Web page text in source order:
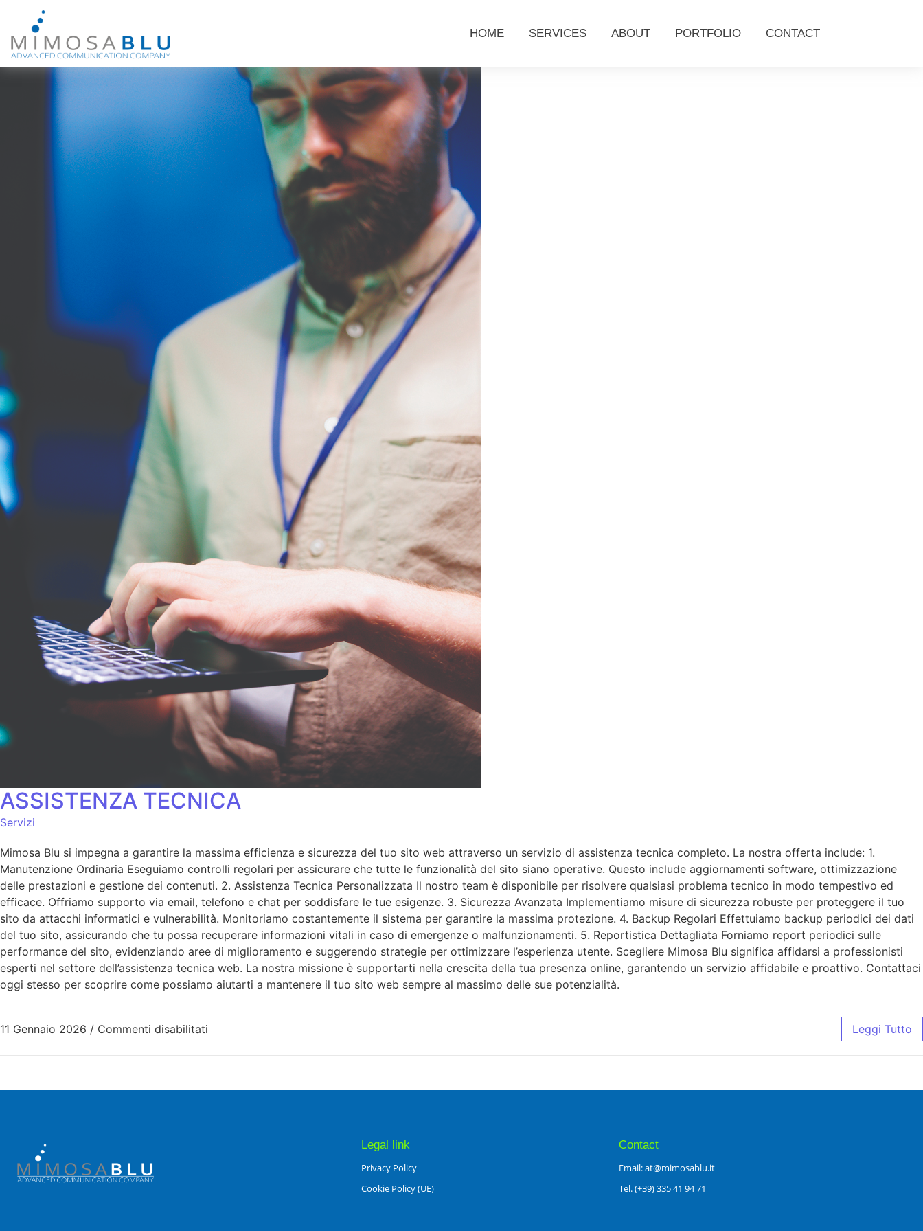
HOME SERVICES ABOUT PORTFOLIO CONTACT
ASSISTENZA TECNICA
Servizi
Mimosa Blu si impegna a garantire la massima efficienza e sicurezza del tuo sito web attraverso un servizio di assistenza tecnica completo. La nostra offerta include: 1.
Manutenzione Ordinaria Eseguiamo controlli regolari per assicurare che tutte le funzionalità del sito siano operative. Questo include aggiornamenti software, ottimizzazione
delle prestazioni e gestione dei contenuti. 2. Assistenza Tecnica Personalizzata Il nostro team è disponibile per risolvere qualsiasi problema tecnico in modo tempestivo ed
efficace. Offriamo supporto via email, telefono e chat per soddisfare le tue esigenze. 3. Sicurezza Avanzata Implementiamo misure di sicurezza robuste per proteggere il tuo
sito da attacchi informatici e vulnerabilità. Monitoriamo costantemente il sistema per garantire la massima protezione. 4. Backup Regolari Effettuiamo backup periodici dei dati
del tuo sito, assicurando che tu possa recuperare informazioni vitali in caso di emergenze o malfunzionamenti. 5. Reportistica Dettagliata Forniamo report periodici sulle
performance del sito, evidenziando aree di miglioramento e suggerendo strategie per ottimizzare l’esperienza utente. Scegliere Mimosa Blu significa affidarsi a professionisti
esperti nel settore dell’assistenza tecnica web. La nostra missione è supportarti nella crescita della tua presenza online, garantendo un servizio affidabile e proattivo. Contattaci
oggi stesso per scoprire come possiamo aiutarti a mantenere il tuo sito web sempre al massimo delle sue potenzialità.
11 Gennaio 2026 / Commenti disabilitati Leggi Tutto
Legal link
Privacy Policy
Cookie Policy (UE)
Contact
Email: at@mimosablu.it
Tel. (+39) 335 41 94 71